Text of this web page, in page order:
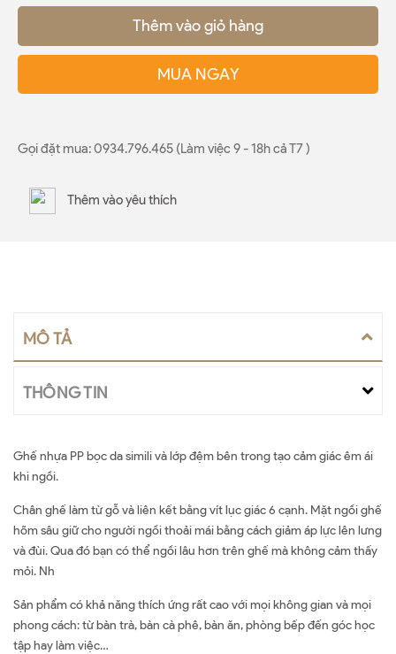
Thêm vào giỏ hàng
MUA NGAY
Gọi đặt mua:0934.796.465 (Làm việc 9 - 18h cả T7 )
Thêm vào yêu thích
MÔ TẢ
THÔNG TIN
Ghế nhựa PP bọc da simili và lớp đệm bên trong tạo cảm giác êm ái
khi ngồi.
Chân ghế làm từ gỗ và liên kết bằng vít lục giác 6 cạnh. Mặt ngồi ghế
hõm sâu giữ cho người ngồi thoải mái bằng cách giảm áp lực lên lưng
và đùi. Qua đó bạn có thể ngồi lâu hơn trên ghế mà không cảm thấy
mỏi. Nh
Sản phẩm có khả năng thích ứng rất cao với mọi không gian và mọi
phong cách: từ bàn trà, bàn cà phê, bàn ăn, phòng bếp đến góc học
tập hay làm việc…